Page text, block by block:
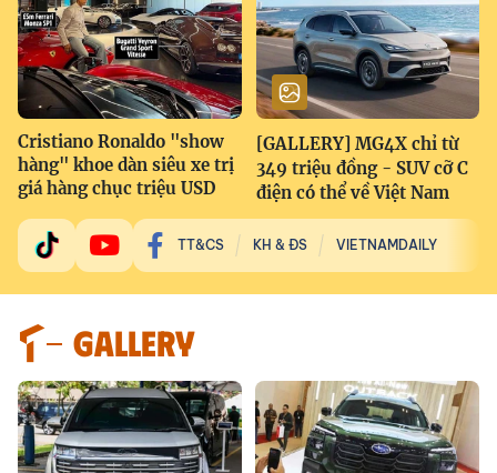
Cristiano Ronaldo "show
hàng" khoe dàn siêu xe trị
giá hàng chục triệu USD
[GALLERY] MG4X chỉ từ
349 triệu đồng - SUV cỡ C
điện có thể về Việt Nam
TT&CS KH & ĐS VIETNAMDAILY
GALLERY